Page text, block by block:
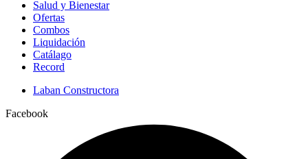
Salud y Bienestar
Ofertas
Combos
Liquidación
Catálago
Record
Laban Constructora
Facebook